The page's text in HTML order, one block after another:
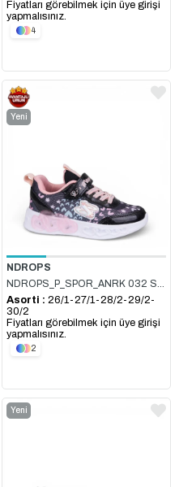
Fiyatları görebilmek için üye girişi
yapmalısınız.
4
NDROPS
Yeni
Asorti : 26/1-27/1-28/2-29/2-
30/2
Fiyatları görebilmek için üye girişi
yapmalısınız.
2
Yeni